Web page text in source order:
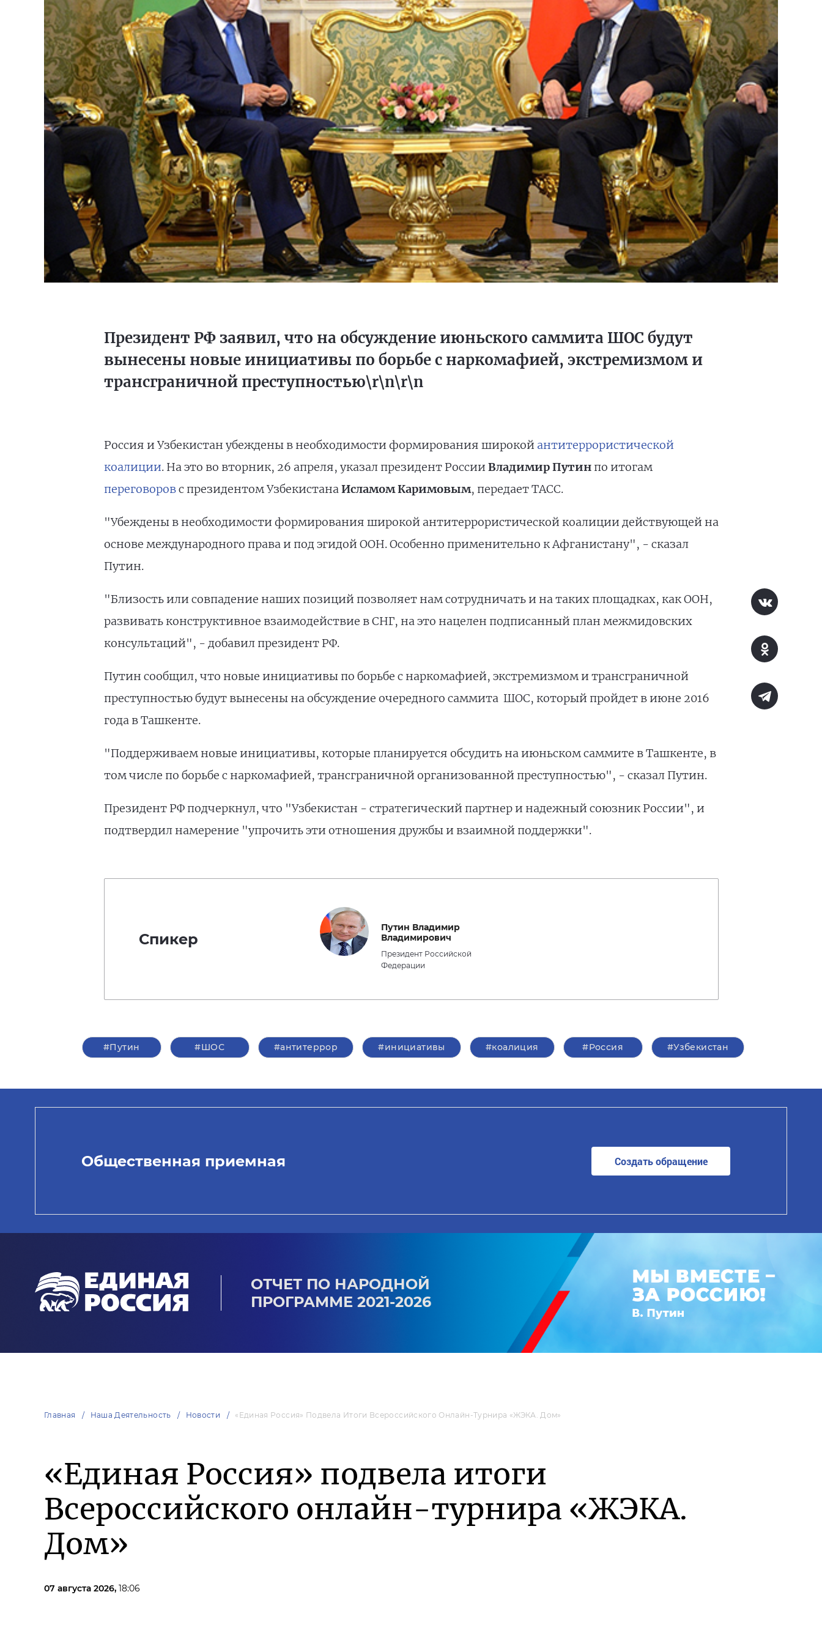
Президент РФ заявил, что на обсуждение июньского саммита ШОС будут
вынесены новые инициативы по борьбе с наркомафией, экстремизмом и
трансграничной преступностью\r\n\r\n
Россия и Узбекистан убеждены в необходимости формирования широкой антитеррористической
коалиции. На это во вторник, 26 апреля, указал президент России Владимир Путинпо итогам
переговоровс президентом УзбекистанаИсламом Каримовым, передает ТАСС.
"Убеждены в необходимости формирования широкой антитеррористической коалиции действующей на
основе международного права и под эгидой ООН. Особенно применительно к Афганистану", - сказал
Путин.
"Близость или совпадение наших позиций позволяет нам сотрудничать и на таких площадках, как ООН,
развивать конструктивное взаимодействие в СНГ, на это нацелен подписанный план межмидовских
консультаций", - добавил президент РФ.
Путин сообщил, что новые инициативы по борьбе с наркомафией, экстремизмом и трансграничной
преступностью будут вынесены на обсуждение очередного саммита ШОС, который пройдет в июне 2016
года в Ташкенте.
"Поддерживаем новые инициативы, которые планируется обсудить на июньском саммите в Ташкенте, в
том числе по борьбе с наркомафией, трансграничной организованной преступностью", - сказал Путин.
Президент РФ подчеркнул, что "Узбекистан - стратегический партнер и надежный союзник России", и
подтвердил намерение "упрочить эти отношения дружбы и взаимной поддержки".
Спикер
Путин Владимир
Владимирович
Президент Российской
Федерации
#Путин #ШОС #антитеррор #инициативы #коалиция #Россия #Узбекистан
Общественная приемная Создать обращение
ОТЧЕТ ПО НАРОДНОЙ
ПРОГРАММЕ 2021-2026
Главная Наша Деятельность Новости «Единая Россия» Подвела Итоги Всероссийского Онлайн-Турнира «ЖЭКА. Дом»
«Единая Россия» подвела итоги
Всероссийского онлайн-турнира «ЖЭКА.
Дом»
07 августа 2026, 18:06